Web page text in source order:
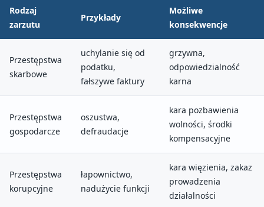
Rodzaj
zarzutu
Przykłady
Możliwe
konsekwencje
Przestępstwa
skarbowe
uchylanie się od
podatku,
fałszywe faktury
grzywna,
odpowiedzialność
karna
Przestępstwa
gospodarcze
oszustwa,
defraudacje
kara pozbawienia
wolności, środki
kompensacyjne
Przestępstwa
korupcyjne
łapownictwo,
nadużycie funkcji
kara więzienia, zakaz
prowadzenia
działalności